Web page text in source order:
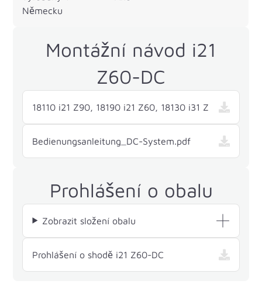
Německu
Montážní návod i21
Z60-DC
18110 i21 Z90, 18190 i21 Z60, 18130 i31 Z
Bedienungsanleitung_DC-System.pdf
Prohlášení o obalu
Zobrazit složení obalu
Prohlášení o shodě i21 Z60-DC — i21 Z60-DC ,